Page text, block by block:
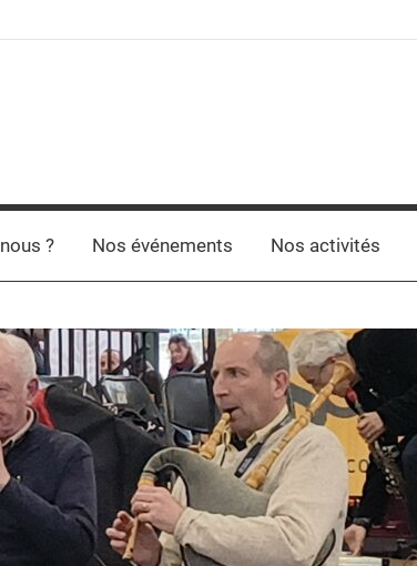
? Nos événements Nos activités